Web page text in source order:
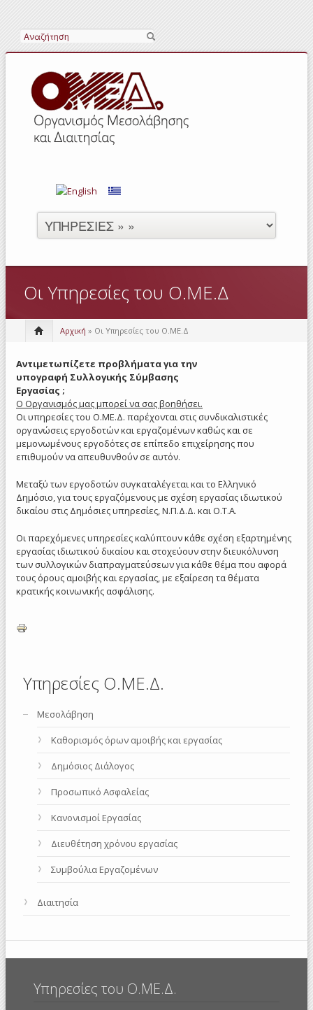
Αναζήτηση
Οι Υπηρεσίες του Ο.ΜΕ.Δ
Αρχική » Οι Υπηρεσίες του Ο.ΜΕ.Δ
Αντιμετωπίζετε προβλήματα για την
υπογραφή Συλλογικής Σύμβασης
Εργασίας ;
Ο Οργανισμός μας μπορεί να σας βοηθήσει.
Οι υπηρεσίες του Ο.ΜΕ.Δ. παρέχονται στις συνδικαλιστικές
οργανώσεις εργοδοτών και εργαζομένων καθώς και σε
μεμονωμένους εργοδότες σε επίπεδο επιχείρησης που
επιθυμούν να απευθυνθούν σε αυτόν.
Μεταξύ των εργοδοτών συγκαταλέγεται και το Ελληνικό
Δημόσιο, για τους εργαζόμενους με σχέση εργασίας ιδιωτικού
δικαίου στις Δημόσιες υπηρεσίες, Ν.Π.Δ.Δ. και Ο.Τ.Α.
Οι παρεχόμενες υπηρεσίες καλύπτουν κάθε σχέση εξαρτημένης
εργασίας ιδιωτικού δικαίου και στοχεύουν στην διευκόλυνση
των συλλογικών διαπραγματεύσεων για κάθε θέμα που αφορά
τους όρους αμοιβής και εργασίας, με εξαίρεση τα θέματα
κρατικής κοινωνικής ασφάλισης.
Υπηρεσίες Ο.ΜΕ.Δ.
Μεσολάβηση
Καθορισμός όρων αμοιβής και εργασίας
Δημόσιος Διάλογος
Προσωπικό Ασφαλείας
Κανονισμοί Εργασίας
Διευθέτηση χρόνου εργασίας
Συμβούλια Εργαζομένων
Διαιτησία
Υπηρεσίες του Ο.ΜΕ.Δ.